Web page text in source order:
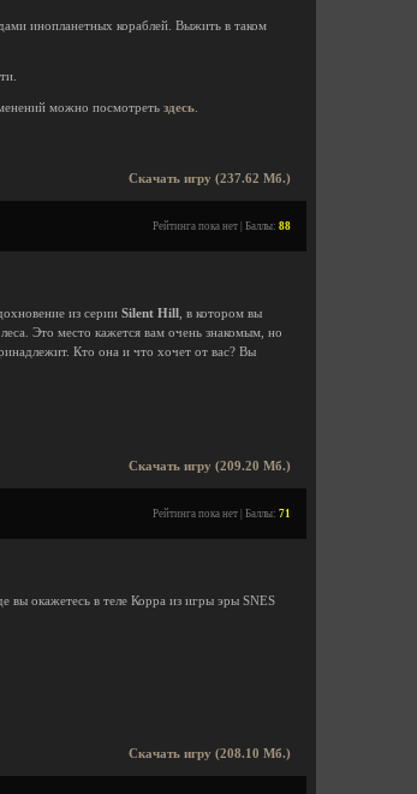
инопланетных кораблей. Выжить в таком
можно посмотреть здесь
Скачать игру (237.62 Мб.)
Рейтинга пока нет | Баллы: 88
из серии Silent Hill
, в котором вы
Это место кажется вам очень знакомым, но
Кто она и что хочет от вас? Вы
Скачать игру (209.20 Мб.)
Рейтинга пока нет | Баллы: 71
вы окажетесь в теле Корра из игры эры SNES
Скачать игру (208.10 Мб.)